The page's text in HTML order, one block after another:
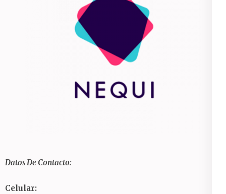
Datos De Contacto:
Celular: